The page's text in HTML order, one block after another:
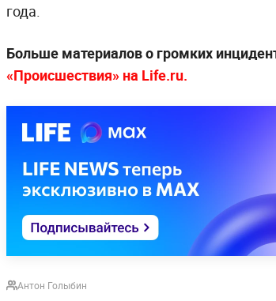
года.
Больше материалов о громких
«Происшествия» на Life.ru.
Антон Голыбин